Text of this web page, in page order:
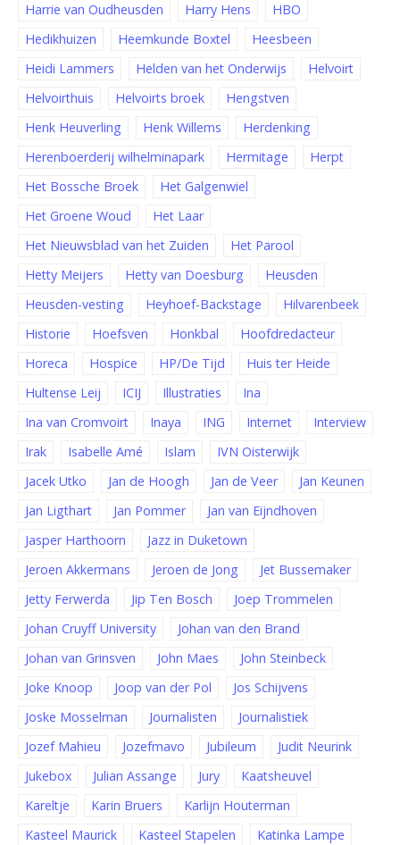
Harrie van Oudheusden
Harry Hens
HBO
Hedikhuizen
Heemkunde Boxtel
Heesbeen
Heidi Lammers
Helden van het Onderwijs
Helvoirt
Helvoirthuis
Helvoirts broek
Hengstven
Henk Heuverling
Henk Willems
Herdenking
Herenboerderij wilhelminapark
Hermitage
Herpt
Het Bossche Broek
Het Galgenwiel
Het Groene Woud
Het Laar
Het Nieuwsblad van het Zuiden
Het Parool
Hetty Meijers
Hetty van Doesburg
Heusden
Heusden-vesting
Heyhoef-Backstage
Hilvarenbeek
Historie
Hoefsven Honkbal
Hoofdredacteur
Horeca
Hospice HP/De Tijd
Huis ter Heide
Hultense Leij
ICIJ Illustraties
Ina
Ina van Cromvoirt
Inaya ING Internet
Interview
Irak
Isabelle Amé Islam
IVN Oisterwijk
Jacek Utko
Jan de Hoogh Jan de Veer
Jan Keunen
Jan Ligthart
Jan Pommer
Jan van Eijndhoven
Jasper Harthoorn
Jazz in Duketown
Jeroen Akkermans
Jeroen de Jong
Jet Bussemaker
Jetty Ferwerda
Jip Ten Bosch
Joep Trommelen
Johan Cruyff University
Johan van den Brand
Johan van Grinsven
John Maes
John Steinbeck
Joke Knoop
Joop van der Pol
Jos Schijvens
Joske Mosselman
Journalisten
Journalistiek
Jozef Mahieu
Jozefmavo Jubileum
Judit Neurink
Jukebox
Julian Assange Jury
Kaatsheuvel
Kareltje
Karin Bruers
Karlijn Houterman
Kasteel Maurick
Kasteel Stapelen Katinka Lampe